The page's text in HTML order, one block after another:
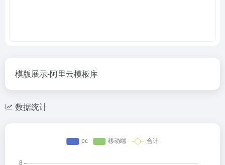
模版展示-阿里云模板库
数据统计